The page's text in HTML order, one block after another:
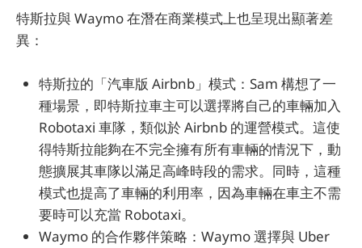
特斯拉與 Waymo 在潛在商業模式上也呈現出顯著差
異：
特斯拉的「汽車版 Airbnb」模式：Sam 構想了一
種場景，即特斯拉車主可以選擇將自己的車輛加入
Robotaxi 車隊，類似於 Airbnb 的運營模式。這使
得特斯拉能夠在不完全擁有所有車輛的情況下，動
態擴展其車隊以滿足高峰時段的需求。同時，這種
模式也提高了車輛的利用率，因為車輛在車主不需
要時可以充當 Robotaxi。
Waymo 的合作夥伴策略：Waymo 選擇與 Uber